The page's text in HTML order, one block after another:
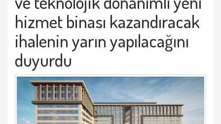
hizmet binası kazandıracak
ihalenin yarın yapılacağını
duyurdu